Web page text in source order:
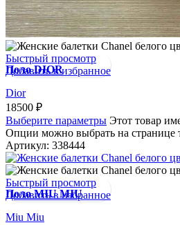
Быстрый просмотр
Добавить в избранное
Поло DIOR
Dior
18500 ₽
Выберите параметры Этот товар
Опции можно выбрать на странице
Артикул: 338444
Быстрый просмотр
Добавить в избранное
Поло MIU MIU
Miu Miu